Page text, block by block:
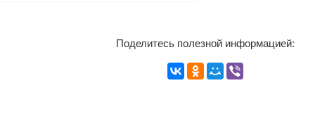
Поделитесь полезной информацией: